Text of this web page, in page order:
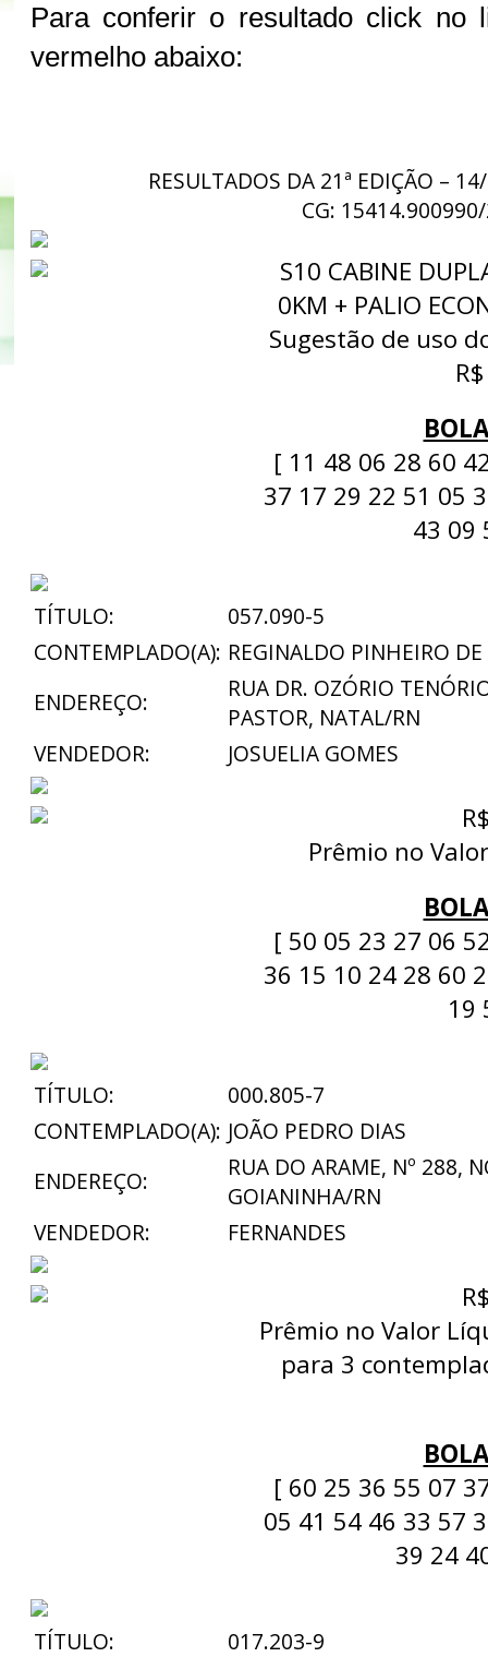
Para conferir o resultado click no
vermelho abaixo:
RESULTADOS DA 21ª EDIÇÃO –
CG:
S10 CABINE
0KM + PALIO
Sugestão de uso
[ 11 48 06 28 60
37 17 29 22 51 05
43 09
TÍTULO:
057.090-5
CONTEMPLADO(A): REGINALDO PINHEIRO
ENDEREÇO:
RUA DR. OZÓRIO
PASTOR, NATAL/RN
VENDEDOR:
JOSUELIA GOMES
Prêmio no
[ 50 05 23 27 06
36 15 10 24 28 60
19
TÍTULO:
000.805-7
CONTEMPLADO(A): JOÃO PEDRO DIAS
ENDEREÇO:
RUA DO ARAME, Nº 288,
GOIANINHA/RN
VENDEDOR:
FERNANDES
Prêmio no Valor
para 3
[ 60 25 36 55 07
05 41 54 46 33 57
39 24
TÍTULO:
017.203-9